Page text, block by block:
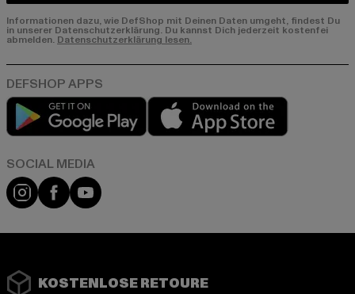
Informationen dazu, wie DefShop mit Deinen Daten umgeht, findest Du
in unserer Datenschutzerklärung. Du kannst Dich jederzeit kostenfei
abmelden. Datenschutzerklärung lesen.
Play market
Instagram
FacebookYouTube
KOSTENLOSE RETOURE